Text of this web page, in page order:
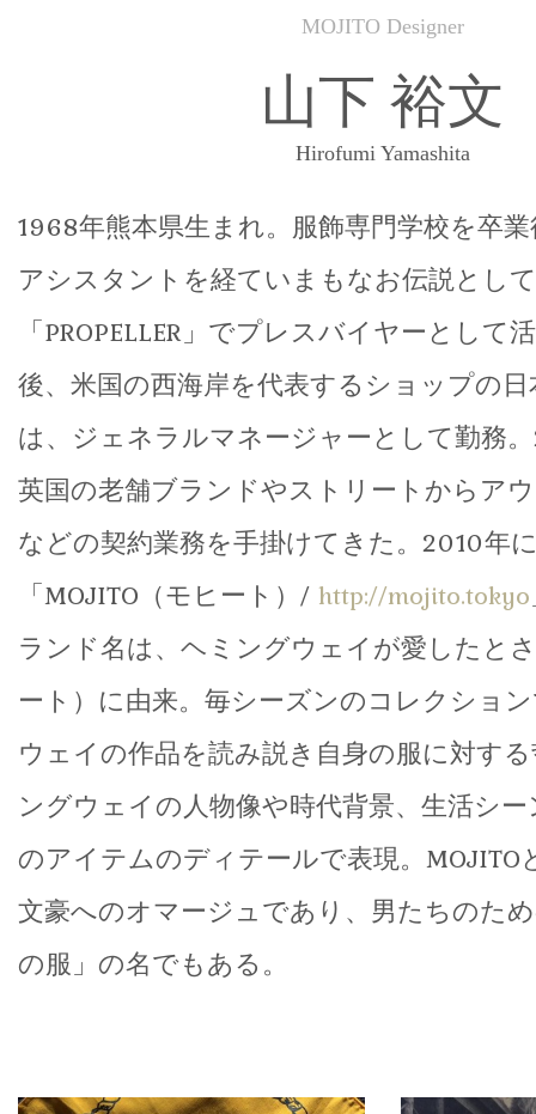
MOJITO Designer
山下 裕文
Hirofumi Yamashita
1968年熊本県生まれ。服飾専門学校を卒
アシスタントを経ていまもなお伝説とし
「PROPELLER」でプレスバイヤーとして
後、米国の西海岸を代表するショップの
は、ジェネラルマネージャーとして勤務
英国の老舗ブランドやストリートからア
などの契約業務を手掛けてきた。2010年
「MOJITO（モヒート）/ http://mojito.tokyo
ランド名は、ヘミングウェイが愛したと
ート）に由来。毎シーズンのコレクショ
ウェイの作品を読み説き自身の服に対す
ングウェイの人物像や時代背景、生活シ
のアイテムのディテールで表現。MOJITO
文豪へのオマージュであり、男たちのた
の服」の名でもある。